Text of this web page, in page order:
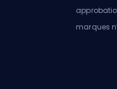
marques